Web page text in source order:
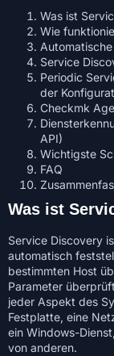
Was ist
Wie
Service
Periodic
der
Checkmk
API)
Wichtigste
FAQ
Was ist
Service Discovery
automatisch
bestimmten Host
Parameter
jeder Aspekt des
Festplatte, eine
ein Windows-
von anderen.